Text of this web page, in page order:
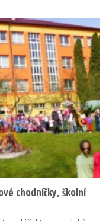
chodníčky, školní